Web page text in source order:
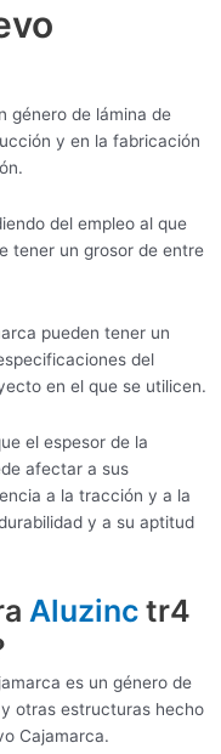
género de lámina de
y en la fabricación
del empleo al que
tener un grosor de entre
pueden tener un
del
en el que se utilicen.
el espesor de la
afectar a sus
a la tracción y a la
y a su aptitud
Aluzinc tr4
es un género de
otras estructuras hecho
Cajamarca.